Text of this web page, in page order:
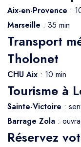
Aix-en-Provence :
Marseille : 35 min
Transport
Tholonet
CHU Aix : 10 min
Tourisme à
Sainte-Victoire :
Barrage Zola :
Réservez